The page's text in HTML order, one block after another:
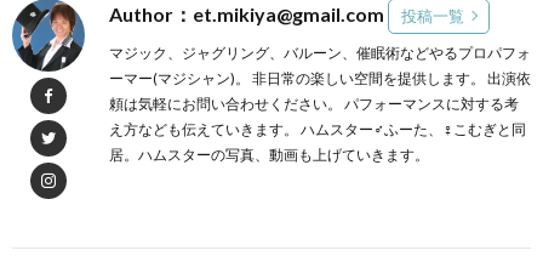
Author：et.mikiya@gmail.com 投稿一覧
マジック、ジャグリング、バルーン、催眠術などやるプロパフォ
ーマー(マジシャン)。 非日常の楽しい空間を提供します。 出演依
頼は気軽にお問い合わせください。 パフォーマンスに対する考
え方なども伝えていきます。 ハムスター♂ふーた、♀こむぎと同
居。ハムスターの写真、動画も上げていきます。